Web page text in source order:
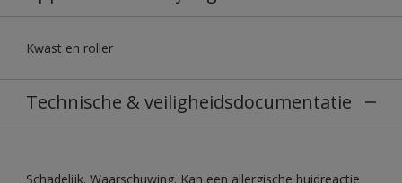
Kwast en roller
Technische & veiligheidsdocumentatie
Schadelijk. Waarschuwing. Kan een allergische huidreactie